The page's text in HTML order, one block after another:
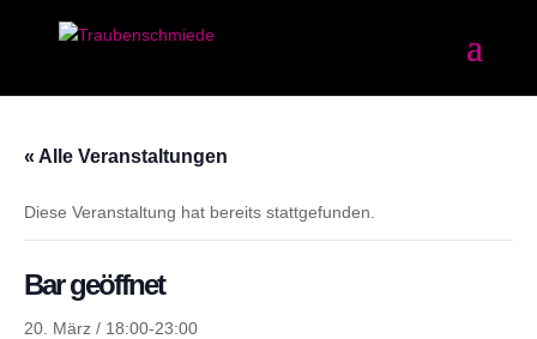
« Alle Veranstaltungen
Diese Veranstaltung hat bereits stattgefunden.
Bar geöffnet
20. März / 18:00-23:00